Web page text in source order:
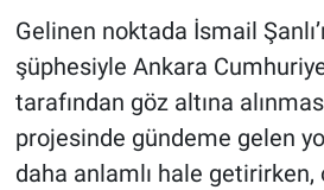
Gelinen noktada İsmail
şüphesiyle Ankara
tarafından göz altına
projesinde gündeme gelen
daha anlamlı hale getirirken,